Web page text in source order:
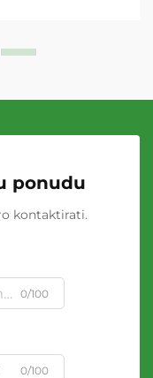
ponudu
kontaktirati.
0/100
0/100